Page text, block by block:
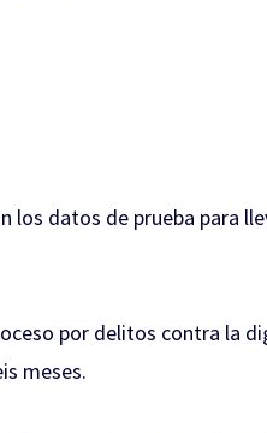
los datos de prueba para
por delitos contra la
meses.